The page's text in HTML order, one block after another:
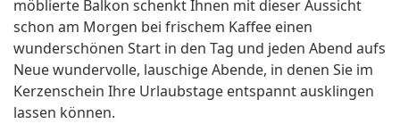
möblierte Balkon schenkt Ihnen mit dieser Aussicht
schon am Morgen bei frischem Kaffee einen
wunderschönen Start in den Tag und jeden Abend aufs
Neue wundervolle, lauschige Abende, in denen Sie im
Kerzenschein Ihre Urlaubstage entspannt ausklingen
lassen können.